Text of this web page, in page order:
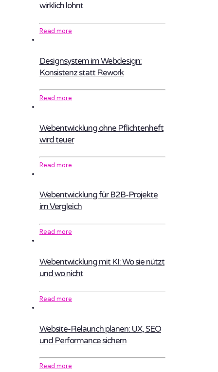
wirklich lohnt
Read more
Designsystem im Webdesign:
Konsistenz statt Rework
Read more
Webentwicklung ohne Pflichtenheft
wird teuer
Read more
Webentwicklung für B2B-Projekte
im Vergleich
Read more
Webentwicklung mit KI: Wo sie nützt
und wo nicht
Read more
Website-Relaunch planen: UX, SEO
und Performance sichern
Read more